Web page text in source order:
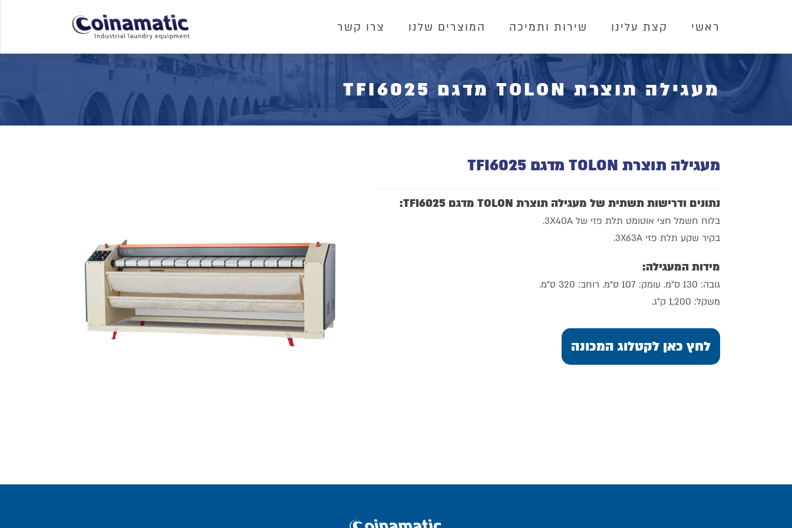
ראשי קצת עלינו שירות ותמיכה המוצרים שלנו צרו קשר
מעגילה תוצרת TOLON מדגם TFI6025
מעגילה תוצרת TOLON מדגם TFI6025
נתונים ודרישות תשתית של מעגילה תוצרת TOLON מדגם TFI6025:
בלוח חשמל חצי אוטומט תלת פזי של 3X40A.
בקיר שקע תלת פזי 3X63A.
מידות המעגילה:
גובה: 130 ס"מ. עומק: 107 ס"מ. רוחב: 320 ס"מ.
משקל: 1,200 ק"ג.
לחץ כאן לקטלוג המכונה